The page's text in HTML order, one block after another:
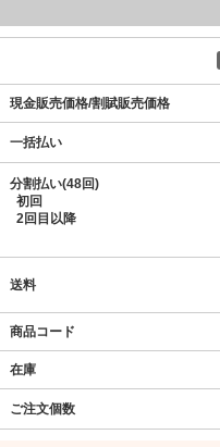
現金販売価格/割賦販売価格
一括払い
分割払い(48回)
初回
2回目以降
送料
商品コード
在庫
ご注文個数